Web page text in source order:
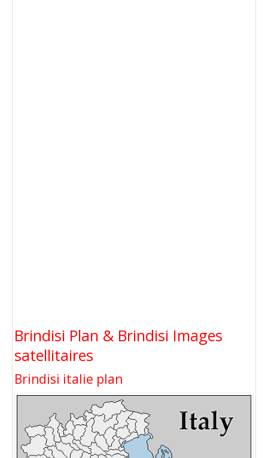
Brindisi Plan & Brindisi Images
satellitaires
Brindisi italie plan